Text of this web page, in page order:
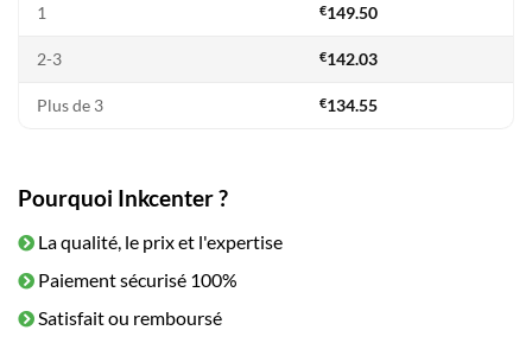
1 €149.50
2-3 €142.03
Plus de 3 €134.55
Pourquoi Inkcenter ?
La qualité, le prix et l'expertise
Paiement sécurisé 100%
Satisfait ou remboursé